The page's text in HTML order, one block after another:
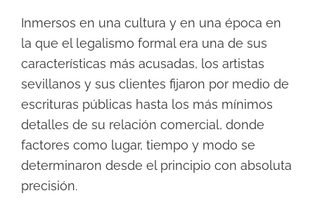
Inmersos en una cultura y en una época en
la que el legalismo formal era una de sus
características más acusadas, los artistas
sevillanos y sus clientes fijaron por medio de
escrituras públicas hasta los más mínimos
detalles de su relación comercial, donde
factores como lugar, tiempo y modo se
determinaron desde el principio con absoluta
precisión.